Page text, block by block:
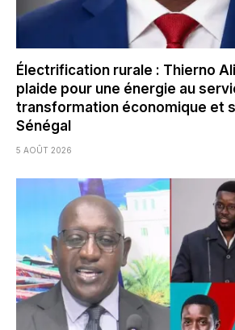
Électrification rurale : Thierno
plaide pour une énergie au
transformation économique et
Sénégal
5 AOÛT 2026